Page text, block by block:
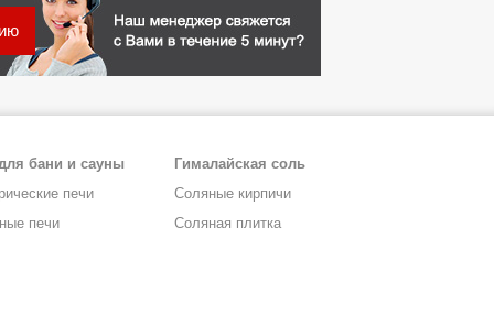
бани и сауны
печи
печи
Гималайская соль
Соляные кирпичи
Соляная плитка